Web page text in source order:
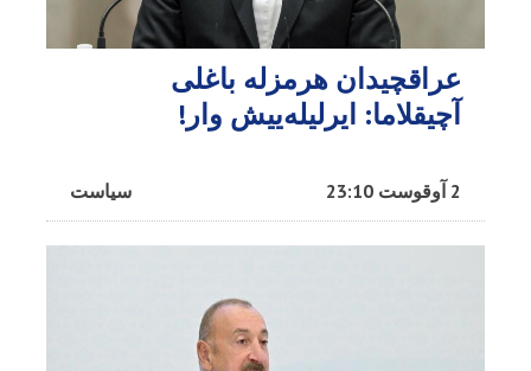
عراقچیدان هرمزله باغلی
آچیقلاما: ایرلیله‌ییش وار!
سیاست 2 آوقوست 23:10